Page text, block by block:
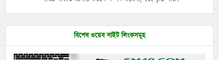
বিশেষ ওয়েব সাইট লিংকসমূহ